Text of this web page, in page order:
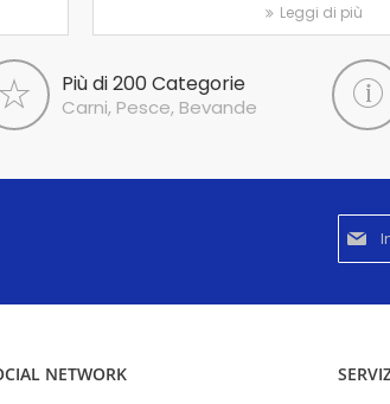
Leggi di più
Più di 200 Categorie
Carni, Pesce, Bevande
Iscriviti
alla
nostra
NETWORK